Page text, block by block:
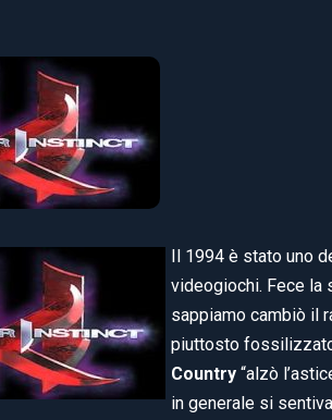
Il 1994 è stato uno
videogiochi. Fece la
sappiamo cambiò il
piuttosto
Country “alzò
in generale si